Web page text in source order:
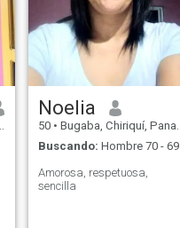
Noelia
50 • Bugaba, Chiriquí, Panamá
Buscando: Hombre 70 - 69
Amorosa, respetuosa,
sencilla